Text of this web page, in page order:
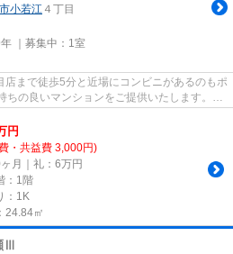
小若江 ４丁目
｜募集中： 1室
まで徒歩5分と近場にコンビニがあるのもポ
の良いマンションをご提供いたします。2
円
・共益費 3,000円)
月｜礼：6万円
：1階
：1K
24.84㎡
Ⅲ